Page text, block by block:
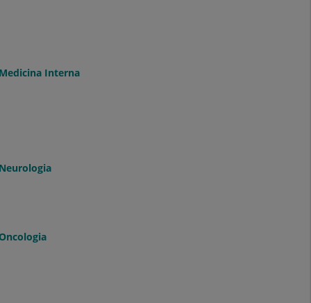
Interna